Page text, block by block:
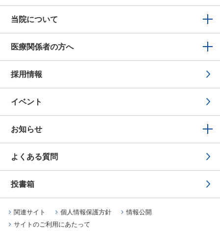
当院について
医療関係者の方へ
採用情報
イベント
お知らせ
よくある質問
投書箱
関連サイト 個人情報保護方針
情報公開
サイトのご利用にあたって